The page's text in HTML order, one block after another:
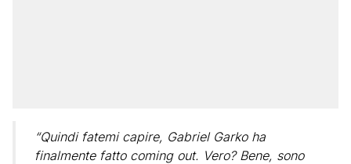
“Quindi fatemi capire, Gabriel Garko ha
finalmente fatto coming out. Vero? Bene, sono